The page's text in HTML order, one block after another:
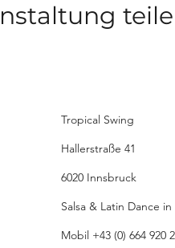
Tropical Swing
Hallerstraße 41
6020 Innsbruck
Salsa & Latin Dance
Mobil +43 (0) 664 920